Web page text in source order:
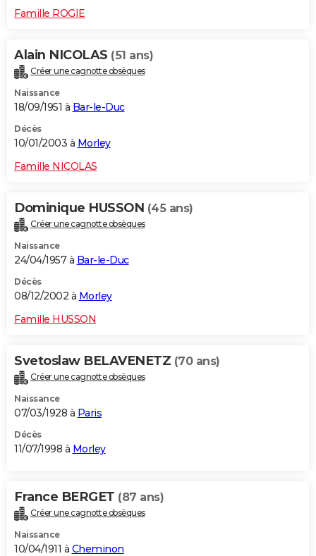
Famille ROGIE
Alain NICOLAS (51 ans)
Créer une cagnotte obsèques
Naissance
18/09/1951 à Bar-le-Duc
Décès
10/01/2003 à Morley
Famille NICOLAS
Dominique HUSSON (45 ans)
Créer une cagnotte obsèques
Naissance
24/04/1957 à Bar-le-Duc
Décès
08/12/2002 à Morley
Famille HUSSON
Svetoslaw BELAVENETZ (70 ans)
Créer une cagnotte obsèques
Naissance
07/03/1928 à Paris
Décès
11/07/1998 à Morley
France BERGET (87 ans)
Créer une cagnotte obsèques
Naissance
10/04/1911 à Cheminon